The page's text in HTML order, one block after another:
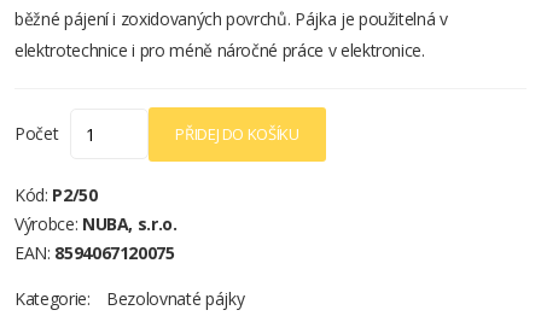
běžné pájení i zoxidovaných povrchů. Pájka je použitelná v
elektrotechnice i pro méně náročné práce v elektronice.
Počet PŘIDEJ DO KOŠÍKU
Kód: P2/50
Výrobce: NUBA, s.r.o.
EAN: 8594067120075
Kategorie:
Bezolovnaté pájky